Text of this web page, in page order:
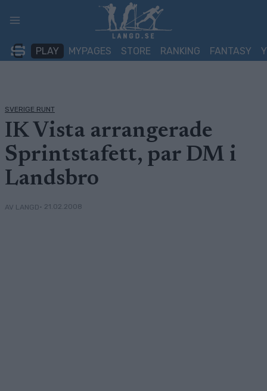
PLAY MYPAGES STORE RANKING FANTASY
SVERIGE RUNT
IK Vista arrangerade
Sprintstafett, par DM i
Landsbro
AV LANGD• 21.02.2008